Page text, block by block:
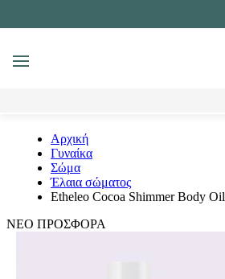
MENU
Αρχική
Γυναίκα
Σώμα
Έλαια σώματος
Etheleo Cocoa Shimmer Body Oil
ΝΕΟ ΠΡΟΣΦΟΡΑ